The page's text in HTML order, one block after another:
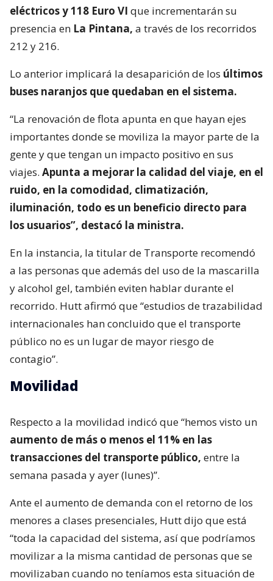
eléctricos y 118 Euro VI que incrementarán su
presencia en La Pintana, a través de los recorridos
212 y 216.
Lo anterior implicará la desaparición de los últimos
buses naranjos que quedaban en el sistema.
“La renovación de flota apunta en que hayan ejes
importantes donde se moviliza la mayor parte de la
gente y que tengan un impacto positivo en sus
viajes. Apunta a mejorar la calidad del viaje, en el
ruido, en la comodidad, climatización,
iluminación, todo es un beneficio directo para
los usuarios”, destacó la ministra.
En la instancia, la titular de Transporte recomendó
a las personas que además del uso de la mascarilla
y alcohol gel, también eviten hablar durante el
recorrido. Hutt afirmó que “estudios de trazabilidad
internacionales han concluido que el transporte
público no es un lugar de mayor riesgo de
contagio”.
Movilidad
Respecto a la movilidad indicó que “hemos visto un
aumento de más o menos el 11% en las
transacciones del transporte público, entre la
semana pasada y ayer (lunes)”.
Ante el aumento de demanda con el retorno de los
menores a clases presenciales, Hutt dijo que está
“toda la capacidad del sistema, así que podríamos
movilizar a la misma cantidad de personas que se
movilizaban cuando no teníamos esta situación de